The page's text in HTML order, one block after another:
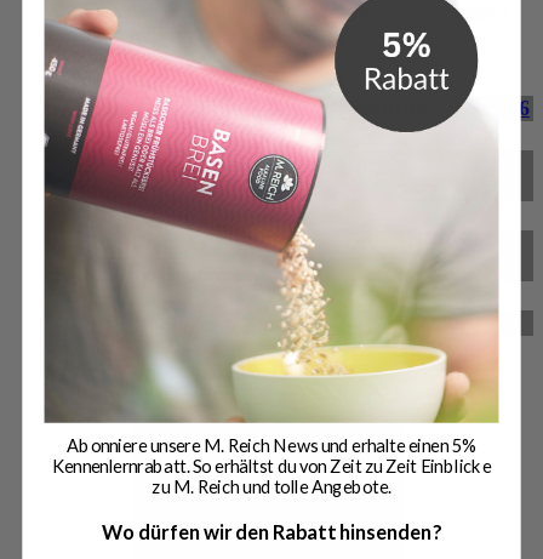
Bleibe informiert mit unseren regelmäßigen Blogbeiträgen!
Spannende Themen rund um gesunde Ernährung,
Körperpflege und aktuelle Trends warten auf dich.
M. Reich gewinnt Deutschen Exzellenz-Preis 2026
M. Reich GmbH für herausragende Service-
Qualität ausgezeichnet
BitterStoffKapseln – das neue Produkt von M.
Reich
Reformprodukt des Jahres 2024
Zum Magazin
Abonniere unsere M. Reich News und erhalte einen 5%
Kennenlernrabatt. So erhältst du von Zeit zu Zeit Einblicke
zu M. Reich und tolle Angebote.
Wo dürfen wir den Rabatt hinsenden?